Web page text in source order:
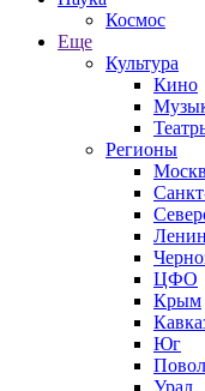
Космос
Еще
Культура
Кино
Регионы
ЦФО
Крым
Юг
Урал